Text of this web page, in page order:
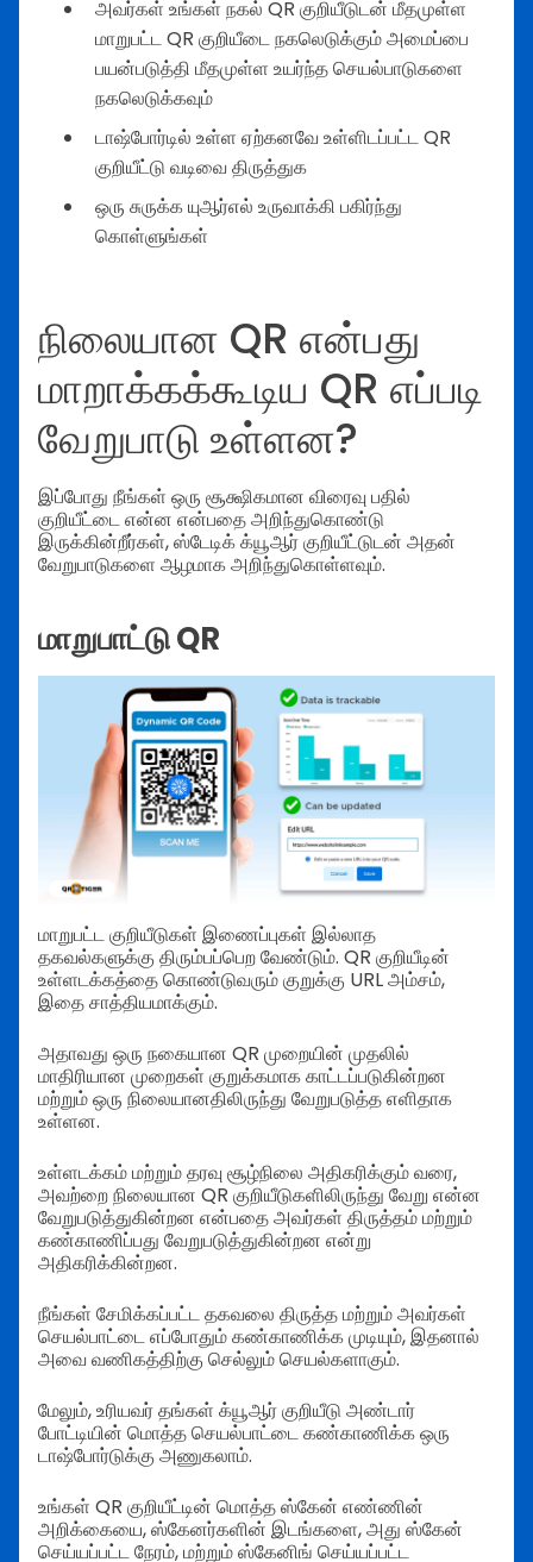
அவர்கள் உங்கள் நகல் QR குறியீடுடன் மீதமுள்ள
மாறுபட்ட QR குறியீடை நகலெடுக்கும் அமைப்பை
பயன்படுத்தி மீதமுள்ள உயர்ந்த செயல்பாடுகளை
நகலெடுக்கவும்
டாஷ்போர்டில் உள்ள ஏற்கனவே உள்ளிடப்பட்ட QR
குறியீட்டு வடிவை திருத்துக
ஒரு சுருக்க யுஆர்எல் உருவாக்கி பகிர்ந்து
கொள்ளுங்கள்
நிலையான QR என்பது
மாறாக்கக்கூடிய QR எப்படி
வேறுபாடு உள்ளன?
இப்போது நீங்கள் ஒரு சூக்ஷிகமான விரைவு பதில்
குறியீட்டை என்ன என்பதை அறிந்துகொண்டு
இருக்கின்றீர்கள், ஸ்டேடிக் க்யூஆர் குறியீட்டுடன் அதன்
வேறுபாடுகளை ஆழமாக அறிந்துகொள்ளவும்.
மாறுபாட்டு QR
மாறுபட்ட குறியீடுகள் இணைப்புகள் இல்லாத
தகவல்களுக்கு திரும்பப்பெற வேண்டும். QR குறியீடின்
உள்ளடக்கத்தை கொண்டுவரும் குறுக்கு URL அம்சம்,
இதை சாத்தியமாக்கும்.
அதாவது ஒரு நகையான QR முறையின் முதலில்
மாதிரியான முறைகள் குறுக்கமாக காட்டப்படுகின்றன
மற்றும் ஒரு நிலையானதிலிருந்து வேறுபடுத்த எளிதாக
உள்ளன.
உள்ளடக்கம் மற்றும் தரவு சூழ்நிலை அதிகரிக்கும் வரை,
அவற்றை நிலையான QR குறியீடுகளிலிருந்து வேறு என்ன
வேறுபடுத்துகின்றன என்பதை அவர்கள் திருத்தம் மற்றும்
கண்காணிப்பது வேறுபடுத்துகின்றன என்று
அதிகரிக்கின்றன.
நீங்கள் சேமிக்கப்பட்ட தகவலை திருத்த மற்றும் அவர்கள்
செயல்பாட்டை எப்போதும் கண்காணிக்க முடியும், இதனால்
அவை வணிகத்திற்கு செல்லும் செயல்களாகும்.
மேலும், உரியவர் தங்கள் க்யூஆர் குறியீடு அண்டார்
போட்டியின் மொத்த செயல்பாட்டை கண்காணிக்க ஒரு
டாஷ்போர்டுக்கு அணுகலாம்.
உங்கள் QR குறியீட்டின் மொத்த ஸ்கேன் எண்ணின்
அறிக்கையை, ஸ்கேனர்களின் இடங்களை, அது ஸ்கேன்
செய்யப்பட்ட நேரம், மற்றும் ஸ்கேனிங் செய்யப்பட்ட